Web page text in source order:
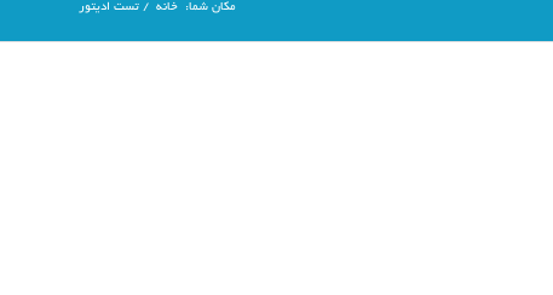
مکان شما: خانه / تست ادیتور